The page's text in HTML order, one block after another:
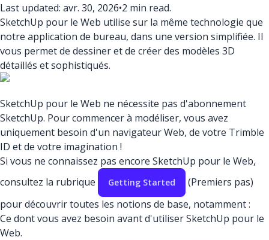
Last updated: avr. 30, 2026•2 min read.
SketchUp pour le Web utilise sur la même technologie que
notre application de bureau, dans une version simplifiée. Il
vous permet de dessiner et de créer des modèles 3D
détaillés et sophistiqués.
SketchUp pour le Web ne nécessite pas d'abonnement
SketchUp. Pour commencer à modéliser, vous avez
uniquement besoin d'un navigateur Web, de votre Trimble
ID et de votre imagination !
Si vous ne connaissez pas encore SketchUp pour le Web,
consultez la rubrique
Getting Started
(Premiers pas)
pour découvrir toutes les notions de base, notamment :
Ce dont vous avez besoin avant d'utiliser SketchUp pour le
Web.